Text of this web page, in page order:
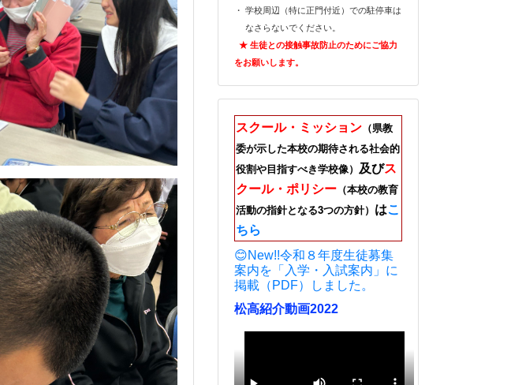
・ 学校周辺（特に正門付近）での駐停車は
なさらないでください。
★ 生徒との接触事故防止のためにご協力
をお願いします。
スクール・ミッション （県教
委が示した本校の期待される社会的
役割や目指すべき学校像） 及びス
クール・ポリシー （本校の教育
活動の指針となる3つの方針） はこ
ちら
😊New!!令和８年度生徒募集
案内を「入学・入試案内」に
掲載（PDF）しました。
松高紹介動画2022